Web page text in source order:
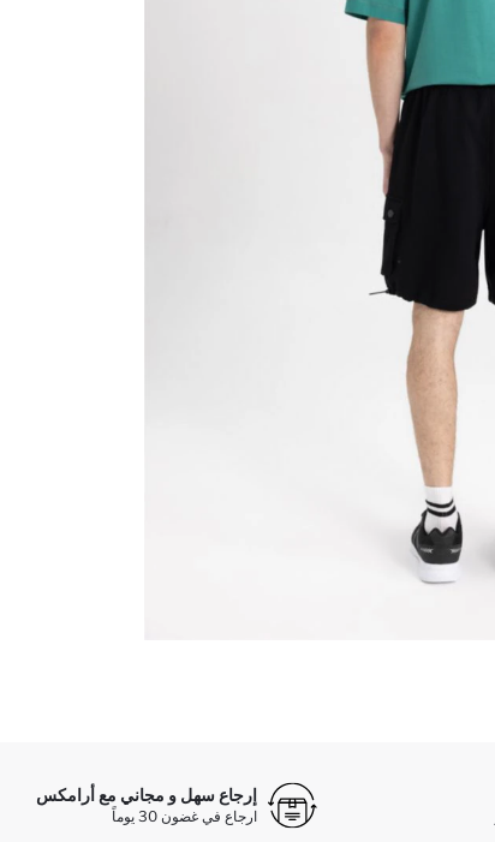
إرجاع سهل و مجاني مع أرامكس
ارجاع في غضون 30 يوماً